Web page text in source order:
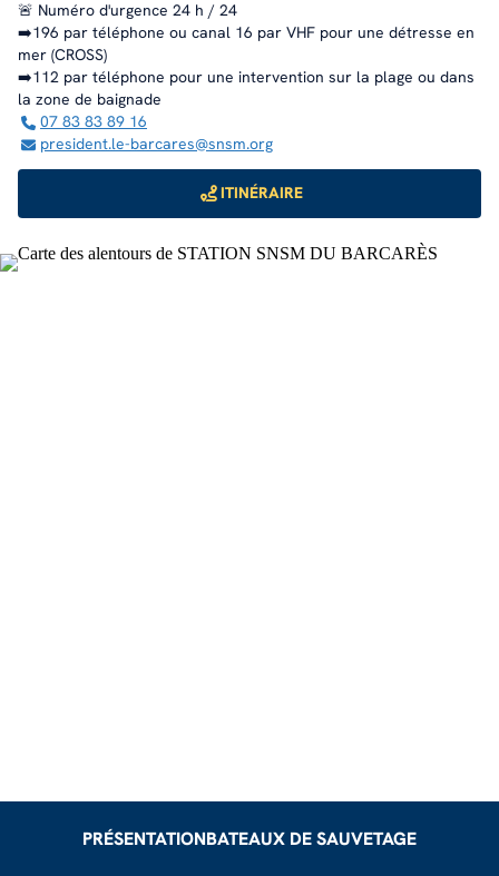
🚨 Numéro d'urgence 24 h / 24
➡️196 par téléphone ou canal 16 par VHF pour une détresse en
mer (CROSS)
➡️112 par téléphone pour une intervention sur la plage ou dans
la zone de baignade
07 83 83 89 16
president.le-barcares@snsm.org
ITINÉRAIRE
PRÉSENTATIONBATEAUX DE SAUVETAGE